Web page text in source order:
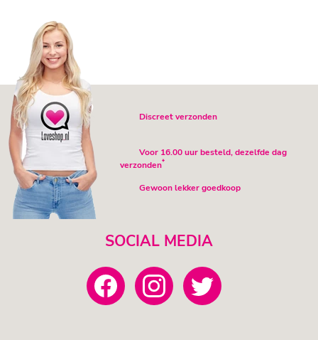
Discreet verzonden
Voor 16.00 uur besteld, dezelfde dag
verzonden*
Gewoon lekker goedkoop
SOCIAL MEDIA